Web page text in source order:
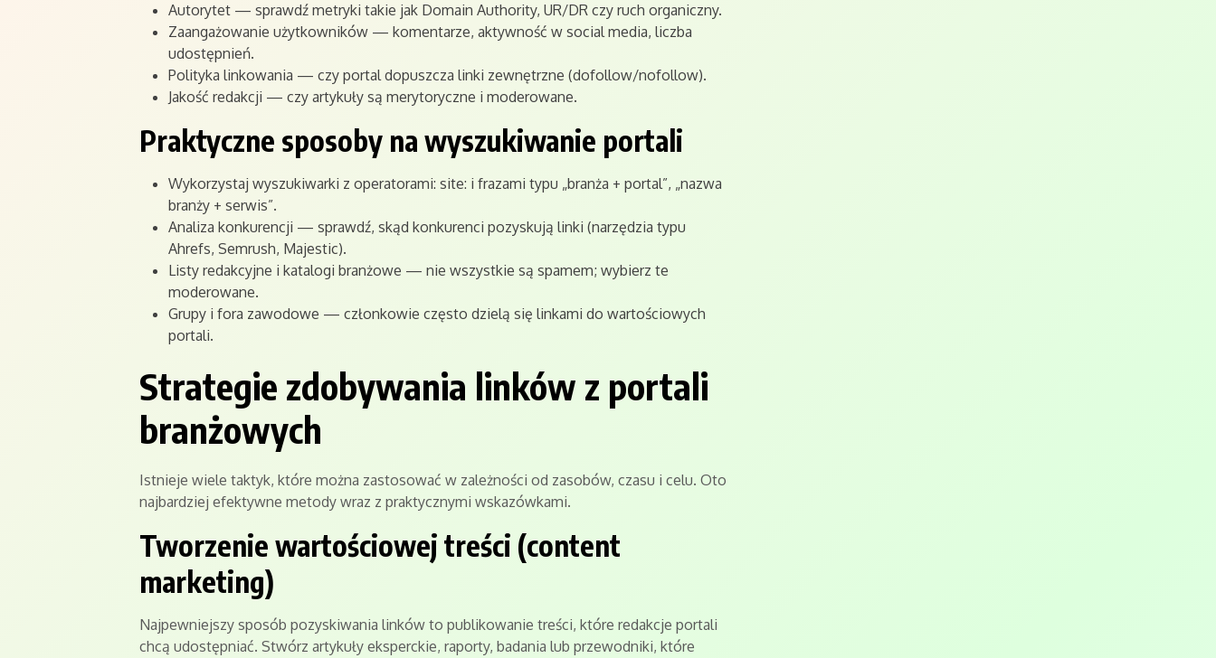
Autorytet — sprawdź metryki takie jak Domain Authority, UR/DR czy ruch organiczny.
Zaangażowanie użytkowników — komentarze, aktywność w social media, liczba
udostępnień.
Polityka linkowania — czy portal dopuszcza linki zewnętrzne (dofollow/nofollow).
Jakość redakcji — czy artykuły są merytoryczne i moderowane.
Praktyczne sposoby na wyszukiwanie portali
Wykorzystaj wyszukiwarki z operatorami: site: i frazami typu „branża + portal”, „nazwa
branży + serwis”.
Analiza konkurencji — sprawdź, skąd konkurenci pozyskują linki (narzędzia typu
Ahrefs, Semrush, Majestic).
Listy redakcyjne i katalogi branżowe — nie wszystkie są spamem; wybierz te
moderowane.
Grupy i fora zawodowe — członkowie często dzielą się linkami do wartościowych
portali.
Strategie zdobywania linków z portali
branżowych
Istnieje wiele taktyk, które można zastosować w zależności od zasobów, czasu i celu. Oto
najbardziej efektywne metody wraz z praktycznymi wskazówkami.
Tworzenie wartościowej treści (content
marketing)
Najpewniejszy sposób pozyskiwania linków to publikowanie treści, które redakcje portali
chcą udostępniać. Stwórz artykuły eksperckie, raporty, badania lub przewodniki, które